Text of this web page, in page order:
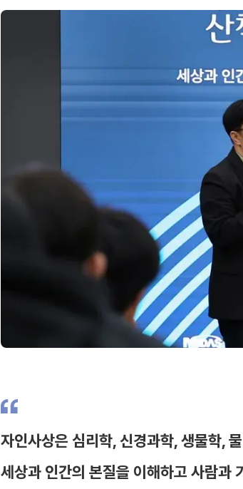
자인사상은 심리학, 신경과학, 생물학,
세상과 인간의 본질을 이해하고 사람과